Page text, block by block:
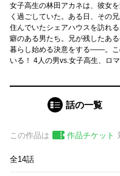
女子高生の林田アカネは、彼女
く過ごしていた。ある日、その
住んでいたシェアハウスを訪れ
癖のある男たち。兄が残したあ
暮らし始める決意をする――。こ
いる！ 4人の男vs.女子高生、ロ
話の一覧
この作品は 作品チケット
全14話